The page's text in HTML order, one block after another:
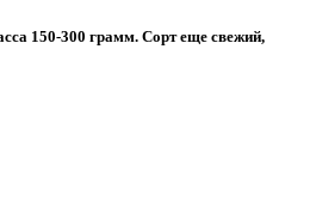
150-300 грамм. Сорт еще свежий,